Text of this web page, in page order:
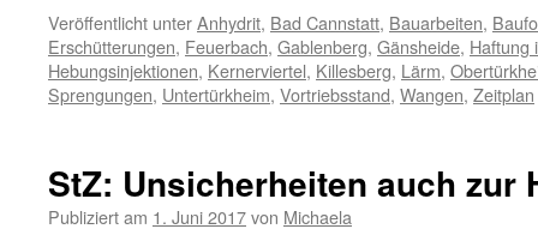
Veröffentlicht unterAnhydrit, Bad Cannstatt, Bauarbeiten,
Erschütterungen, Feuerbach, Gablenberg, Gänsheide, Haftung
Hebungsinjektionen, Kernerviertel, Killesberg, Lärm,
Sprengungen, Untertürkheim, Vortriebsstand, Wangen, Zeitplan
StZ: Unsicherheiten auch zur
Publiziert am 1. Juni 2017von Michaela